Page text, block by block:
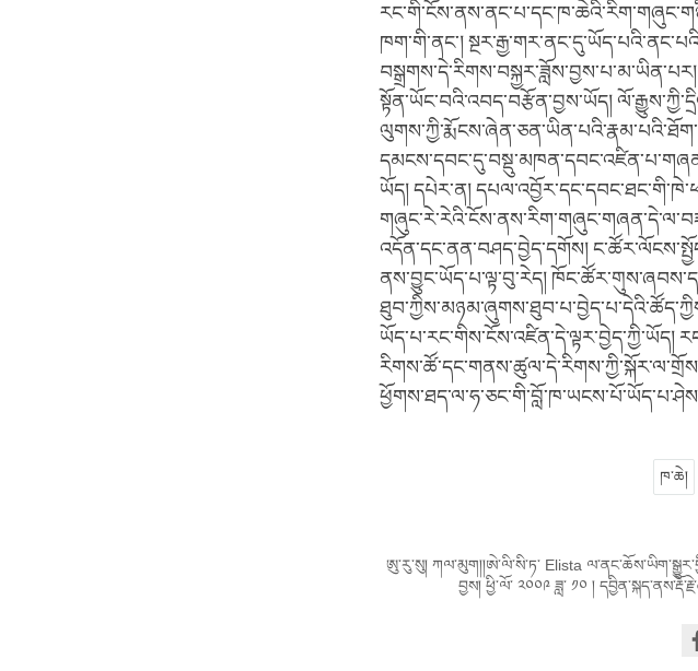
ཁག་གི་ནང་།
སྟོན་ཡོང་བའི་འབད་བརྩོན་བྱས་ཡོད།
ཡོད། དཔེར་ན།
འདོན་དང་ནན་བཤད་བྱེད་དགོས།
ནས་བྱུང་ཡོད་པ་ལྟ་བུ་རེད།
ཡོད་པ་རང་གིས་ངོས་འཛིན་དེ་ལྟར་བྱེད་ཀྱི་ཡོད།
ཁ་ཆེ།
ཨུ་རུ་སུ། ཀལ་མུག།།ཨེ་ལི་སི་ཏ་ Elista
བྱས། ཕྱི་ལོ་ ༢༠༠༩ ཟླ་ ༡༠ །